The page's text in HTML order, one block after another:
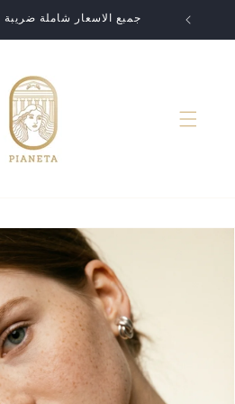
الى
المحتوى
جمبع الاسعار شاملة ضريبة